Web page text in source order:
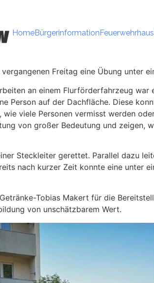
HomeBürgerinformationFeuerwehrhaus
Freitag eine Übung unter
an einem Flurförderfahrzeug war
Person auf der Dachfläche. Diese
viele Personen vermisst werden
von großer Bedeutung und zeigen,
Steckleiter gerettet. Parallel dazu
nach kurzer Zeit konnte eine unter
Tobias Makert für die
von unschätzbarem Wert.